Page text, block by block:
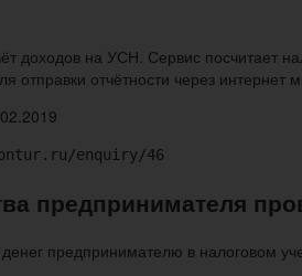
доходов на УСН. Сервис посчитает
отправки отчётности через
enquiry/46
предпринимателя